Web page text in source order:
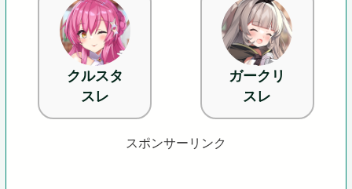
クルスタ
スレ
ガークリ
スレ
スポンサーリンク